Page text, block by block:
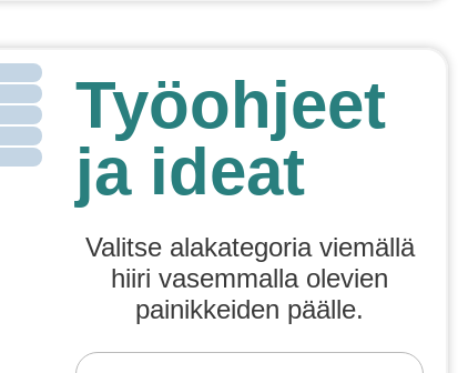
Työohjeet
ja ideat
Valitse alakategoria viemällä
hiiri vasemmalla olevien
painikkeiden päälle.